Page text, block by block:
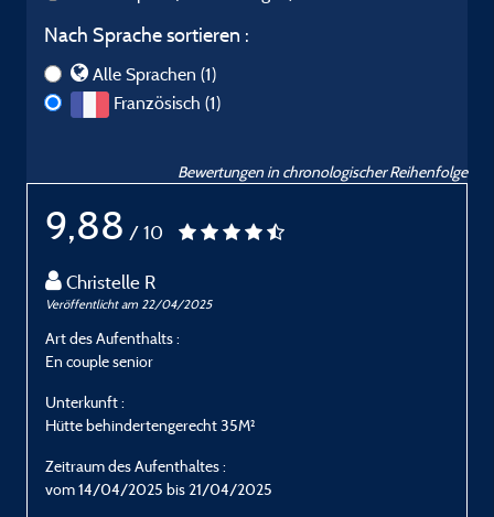
Nach Sprache sortieren :
Alle Sprachen (1)
Französisch (1)
Bewertungen in chronologischer Reihenfolge
9,88 / 10
Christelle R
Veröffentlicht am 22/04/2025
Art des Aufenthalts :
En couple senior
Unterkunft :
Hütte behindertengerecht 35M²
Zeitraum des Aufenthaltes :
vom 14/04/2025 bis 21/04/2025